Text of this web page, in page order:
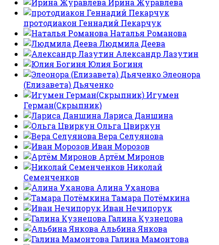
Ирина Журавлева
протодиакон Геннадий Пекарчук
Наталья Романова
Людмила Деева
Александр Лазутин
Юлия Богиня
Элеонора
(Елизавета) Дьяченко
Игумен
Герман(Скрыпник)
Лариса Даншина
Ольга Цвиркун
Вера Селуянова
Иван Морозов
Артём Миронов
Николай
Семенченков
Алина Уханова
Тамара Потёмкина
Иван Нечипорук
Галина Кузнецова
Альбина Янкова
Галина Мамонтова